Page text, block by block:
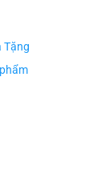
Tặng